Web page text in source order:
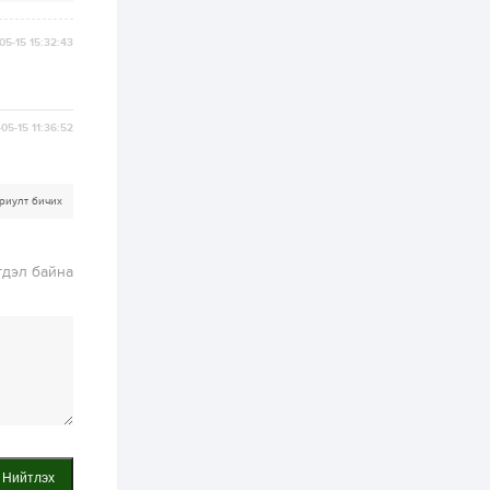
15 15:32:43
15 11:36:52
бичих
байна
Нийтлэх